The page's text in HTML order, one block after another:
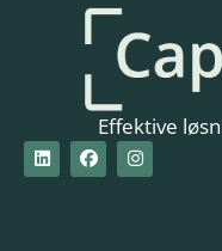
Effektive